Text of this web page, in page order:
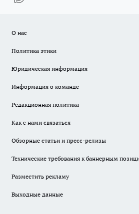
О нас
Политика этики
Юридическая информация
Информация о команде
Редакционная политика
Как с нами связаться
Обзорные статьи и пресс-релизы
Технические требования к баннерным
Разместить рекламу
Выходные данные